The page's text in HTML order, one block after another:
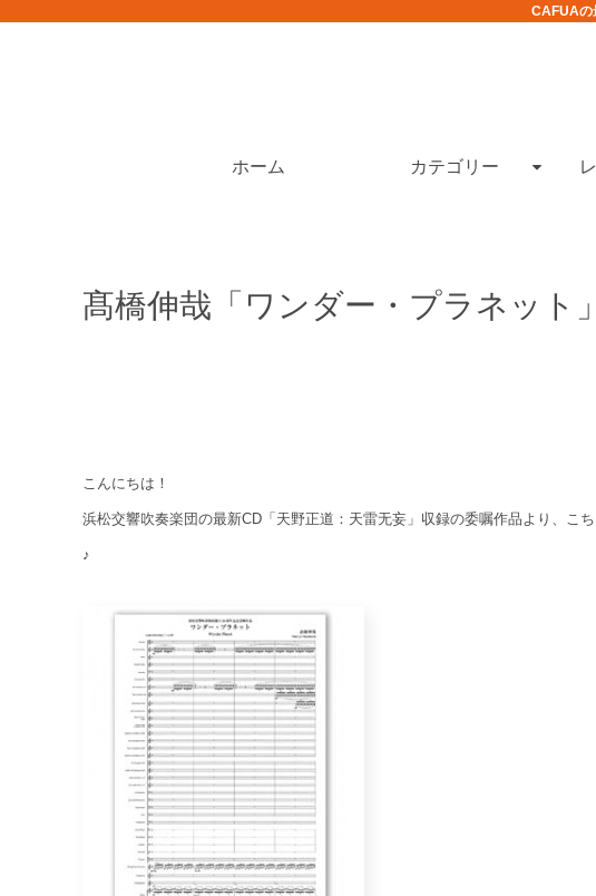
CAFUAの
ホーム カテゴリー
髙橋伸哉「ワンダー・プラネット
こんにちは！
浜松交響吹奏楽団の最新CD「天野正道：天雷无妄」収録の委嘱作品より、こ
♪